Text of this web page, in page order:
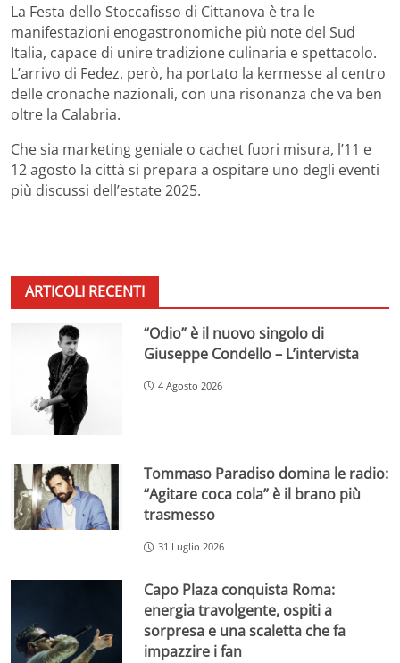
La Festa dello Stoccafisso di Cittanova è tra le
manifestazioni enogastronomiche più note del Sud
Italia, capace di unire tradizione culinaria e spettacolo.
L’arrivo di Fedez, però, ha portato la kermesse al centro
delle cronache nazionali, con una risonanza che va ben
oltre la Calabria.
Che sia marketing geniale o cachet fuori misura, l’11 e
12 agosto la città si prepara a ospitare uno degli eventi
più discussi dell’estate 2025.
ARTICOLI RECENTI
“Odio” è il nuovo singolo di
Giuseppe Condello – L’intervista
4 Agosto 2026
Tommaso Paradiso domina le radio:
“Agitare coca cola” è il brano più
trasmesso
31 Luglio 2026
Capo Plaza conquista Roma:
energia travolgente, ospiti a
sorpresa e una scaletta che fa
impazzire i fan